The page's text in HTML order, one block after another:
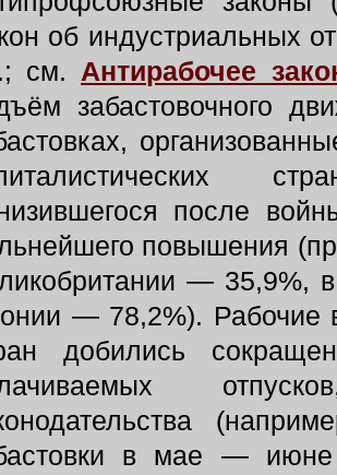
об индустриальных
см. Антирабочее
забастовочного
после
повышения
—
— 78,2%). Рабочие
добились
в мае —